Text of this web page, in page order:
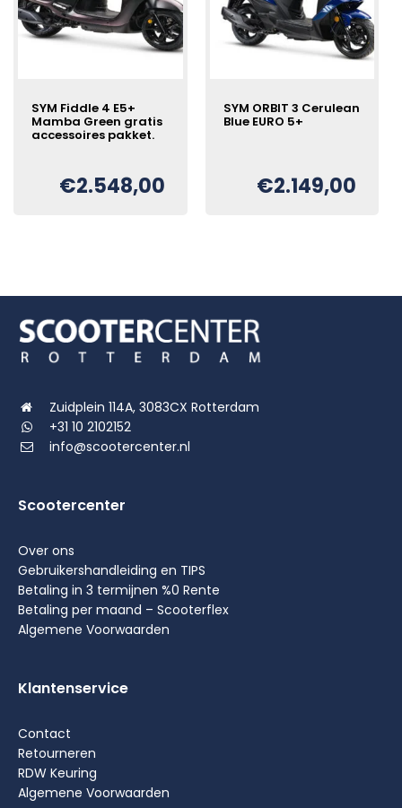
SYM Fiddle 4 E5+
Mamba Green gratis
accessoires pakket.
Oorspronkelijke
€2.548,00
Huidige
SYM ORBIT 3 Cerulean
Blue EURO 5+
prijs
€2.149,00
prijs
Zuidplein 114A, 3083CX Rotterdam
+31 10 2102152
info@scootercenter.nl
Scootercenter
Over ons
Gebruikershandleiding en TIPS
Betaling in 3 termijnen %0 Rente
Betaling per maand – Scooterflex
Algemene Voorwaarden
Klantenservice
Contact
Retourneren
RDW Keuring
Algemene Voorwaarden